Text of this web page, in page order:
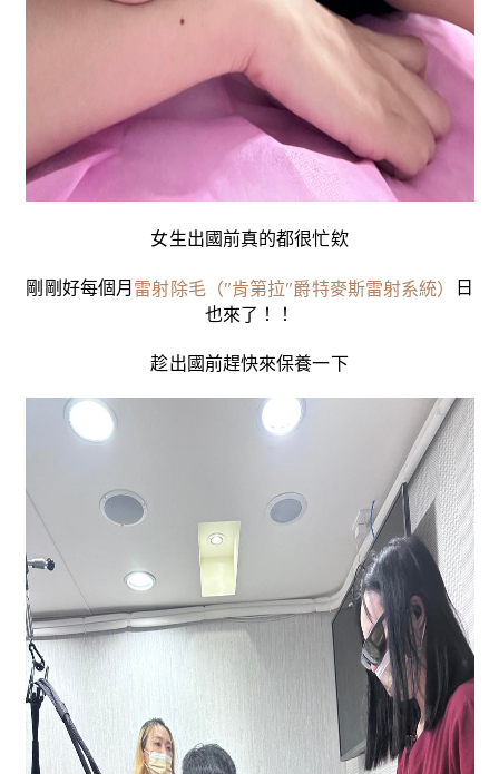
女生出國前真的都很忙欸
剛剛好每個月 雷射除毛（"肯第拉"爵特麥斯雷射系統）
日
也來了！！
趁出國前趕快來保養一下